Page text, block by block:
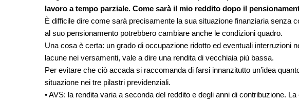
lavoro a tempo parziale. Come sarà il mio reddito dopo il
È difficile dire come sarà precisamente la sua situazione finanziaria senza
al suo pensionamento potrebbero cambiare anche le condizioni quadro.
Una cosa è certa: un grado di occupazione ridotto ed eventuali interruzioni
lacune nei versamenti, vale a dire una rendita di vecchiaia più bassa.
Per evitare che ciò accada si raccomanda di farsi innanzitutto un’idea
situazione nei tre pilastri previdenziali.
• AVS: la rendita varia a seconda del reddito e degli anni di contribuzione.